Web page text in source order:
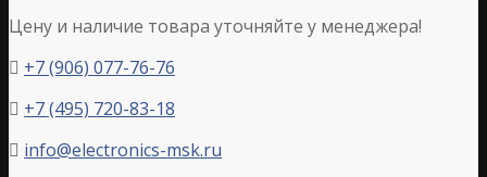
Цену и наличие товара уточняйте у менеджера!
 +7 (906) 077-76-76
 +7 (495) 720-83-18
 info@electronics-msk.ru